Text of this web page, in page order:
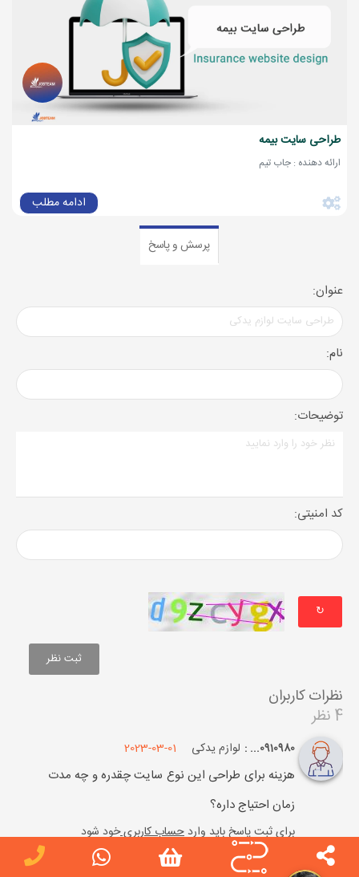
طراحی سایت بیمه
ارائه دهنده : جاب تیم
ادامه مطلب
پرسش و پاسخ
عنوان:
نام:
توضیحات:
کد امنیتی:
↻
نظرات کاربران
4 نظر
0910980... : لوازم یدکی 2023-03-01
هزینه برای طراحی این نوع سایت چقدره و چه مدت
زمان احتیاج داره؟
برای ثبت پاسخ باید وارد حساب کاربریخود شود